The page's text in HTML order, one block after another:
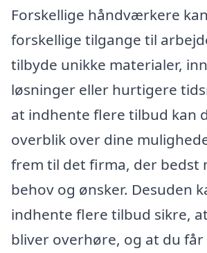
Forskellige håndværkere
forskellige tilgange til
tilbyde unikke materialer,
løsninger eller hurtigere
at indhente flere tilbud kan
overblik over dine
frem til det firma, der bedst
behov og ønsker. Desuden
indhente flere tilbud sikre,
bliver overhøre, og at du